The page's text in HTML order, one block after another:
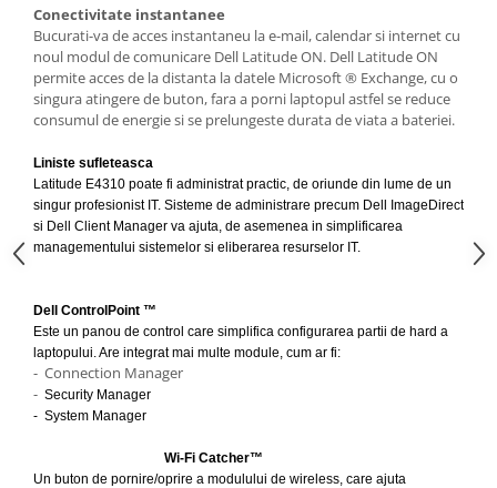
Conectivitate instantanee
Bucurati-va de acces instantaneu la e-mail, calendar si internet cu
noul modul de comunicare Dell Latitude ON. Dell Latitude ON
permite acces de la distanta la datele Microsoft ® Exchange, cu o
singura atingere de buton, fara a porni laptopul astfel se reduce
consumul de energie si se prelungeste durata de viata a bateriei.
Liniste sufleteasca
Latitude E4310 poate fi administrat practic, de oriunde din lume de un
singur profesionist IT. Sisteme de administrare precum Dell ImageDirect
si Dell Client Manager va ajuta, de asemenea in simplificarea
managementului sistemelor si eliberarea resurselor IT.
Dell ControlPoint ™
Este un panou de control care simplifica configurarea partii de hard a
laptopului. Are integrat mai multe module, cum ar fi:
- Connection Manager
- Security Manager
- System Manager
Wi-Fi Catcher™
Un buton de pornire/oprire a modulului de wireless, care ajuta